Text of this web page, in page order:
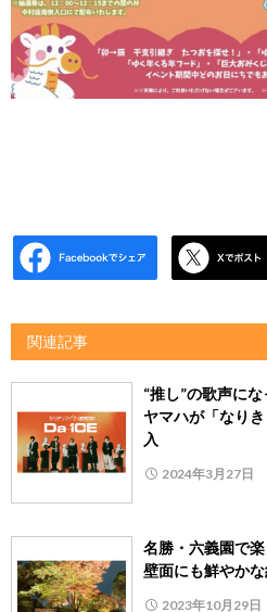
関連記事
“推し”の歌声に
ヤマハが「なり
入
2024年3月27日
名勝・六義園で
壁面にも鮮やか
2023年10月29日